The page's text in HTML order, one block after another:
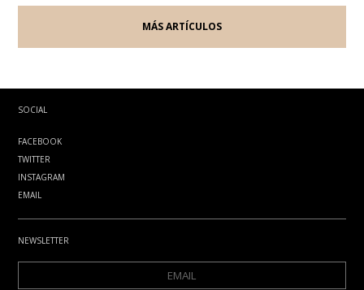
MÁS ARTÍCULOS
SOCIAL
FACEBOOK
TWITTER
INSTAGRAM
EMAIL
NEWSLETTER